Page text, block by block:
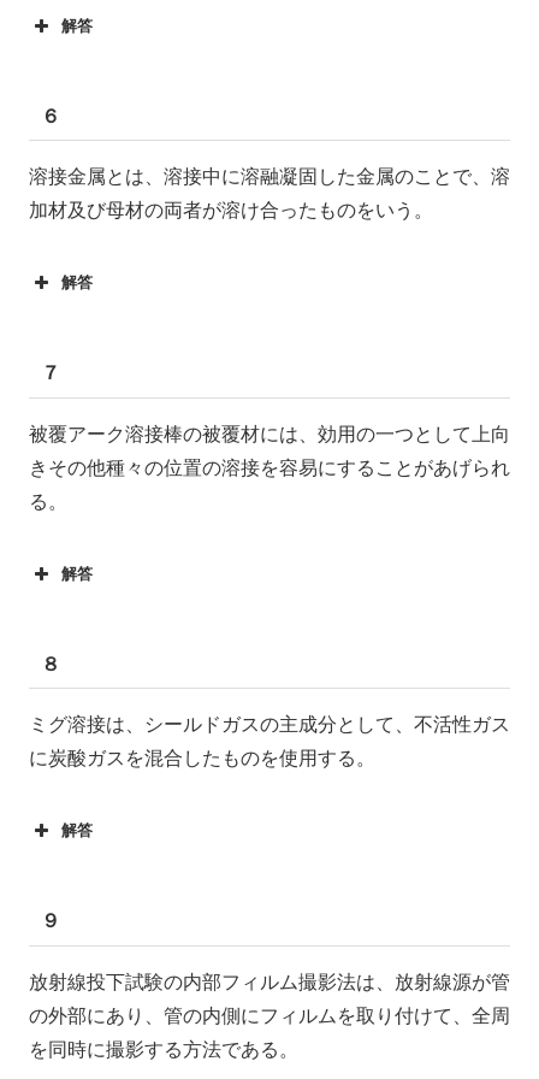
解答
６
溶接金属とは、溶接中に溶融凝固した金属のことで、溶
加材及び母材の両者が溶け合ったものをいう。
解答
７
被覆アーク溶接棒の被覆材には、効用の一つとして上向
きその他種々の位置の溶接を容易にすることがあげられ
る。
解答
８
ミグ溶接は、シールドガスの主成分として、不活性ガス
に炭酸ガスを混合したものを使用する。
解答
９
放射線投下試験の内部フィルム撮影法は、放射線源が管
の外部にあり、管の内側にフィルムを取り付けて、全周
を同時に撮影する方法である。